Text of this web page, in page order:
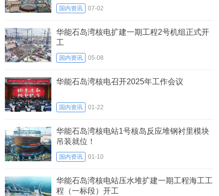
国内资讯 07-02
华能石岛湾核电扩建一期工程2号机组正式开
工
国内资讯 05-08
华能石岛湾核电召开2025年工作会议
国内资讯 01-22
华能石岛湾核电站1号核岛反应堆钢衬里模块
吊装就位！
国内资讯 01-10
华能石岛湾核电站压水堆扩建一期工程海工工
程（一标段）开工